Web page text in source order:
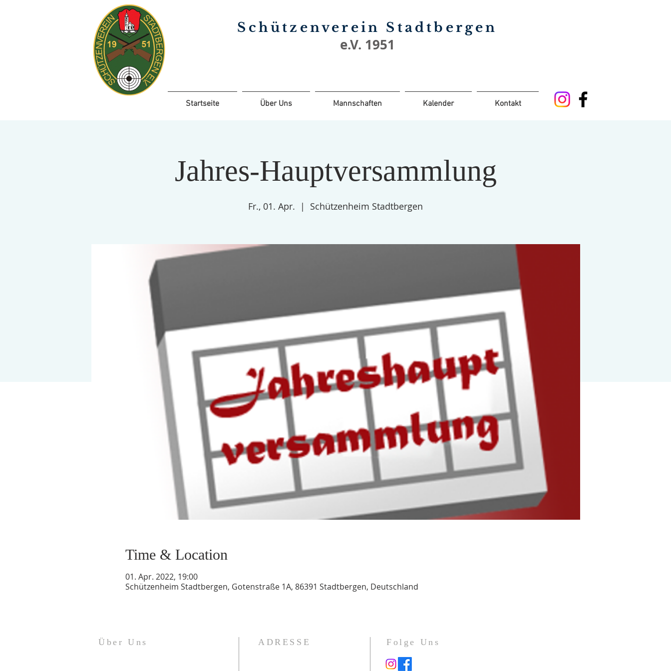
Schützenverein Stadtbergen
e.V. 1951
Startseite Über Uns Mannschaften Kalender Kontakt
Jahres-Hauptversammlung
Fr., 01. Apr.
  |
Schützenheim Stadtbergen
Time & Location
01. Apr. 2022, 19:00
Schützenheim Stadtbergen, Gotenstraße 1A, 86391 Stadtbergen, Deutschland
Über Uns ADRESSE Folge Uns